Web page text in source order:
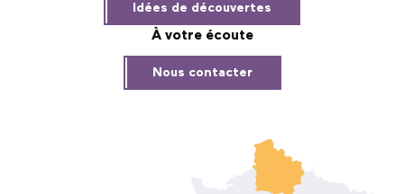
Idées de découvertes
À votre écoute
Nous contacter